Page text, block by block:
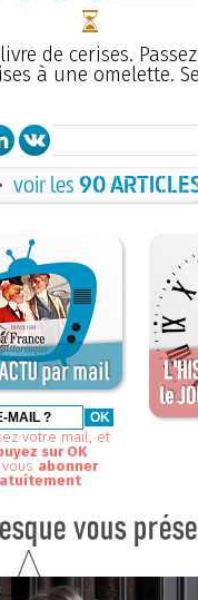
de cerises.
à une omelette.
voir les90
votre mail, et
sur OK
abonner